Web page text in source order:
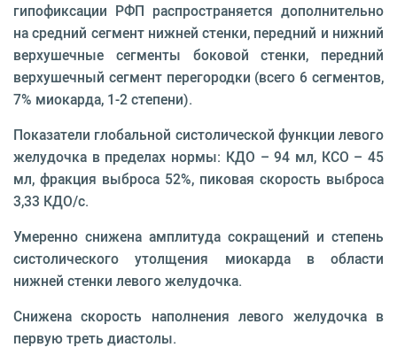
гипофиксации РФП распространяется дополнительно
на средний сегмент нижней стенки, передний и нижний
верхушечные сегменты боковой стенки, передний
верхушечный сегмент перегородки (всего 6 сегментов,
7% миокарда, 1-2 степени).
Показатели глобальной систолической функции левого
желудочка в пределах нормы: КДО – 94 мл, КСО – 45
мл, фракция выброса 52%, пиковая скорость выброса
3,33 КДО/с.
Умеренно снижена амплитуда сокращений и степень
систолического утолщения миокарда в области
нижней стенки левого желудочка.
Снижена скорость наполнения левого желудочка в
первую треть диастолы.